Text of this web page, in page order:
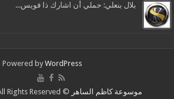
بلال بنعلي: حملي أن اشارك ذا فويس...
Powered by WordPress
موسوعة كاظم الساهر © Copyright 2026, All Rights Reserved